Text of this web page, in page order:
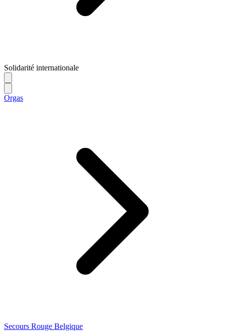
Solidarité internationale
Orgas
Secours Rouge Belgique